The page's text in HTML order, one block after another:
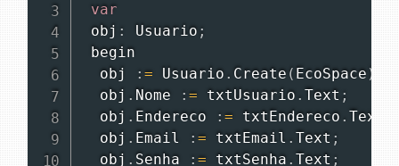
var
obj : Usuario ;
begin
  obj
: = Usuario . Create ( EcoSpace )
  obj
. Nome : = txtUsuario . Text ;
  obj
. Endereco : = txtEndereco . Text
  obj
. Email : = txtEmail . Text ;
  obj
. Senha : = txtSenha . Text ;